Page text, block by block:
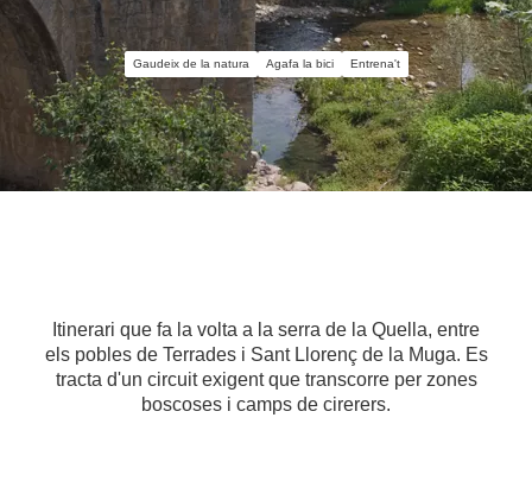
Gaudeix de la natura Agafa la bici Entrena't
Itinerari que fa la volta a la serra de la Quella, entre
els pobles de Terrades i Sant Llorenç de la Muga. Es
tracta d'un circuit exigent que transcorre per zones
boscoses i camps de cirerers.